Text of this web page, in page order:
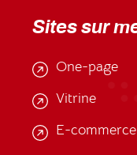
Sites sur
One-page
Vitrine
E-commerce